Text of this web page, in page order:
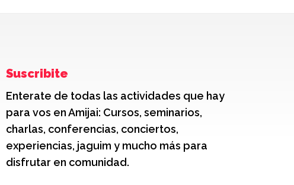
Suscribite
Enterate de todas las actividades que hay
para vos en Amijai: Cursos, seminarios,
charlas, conferencias, conciertos,
experiencias, jaguim y mucho más para
disfrutar en comunidad.